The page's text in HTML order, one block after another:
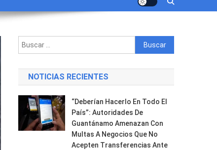
Buscar:
NOTICIAS RECIENTES
“Deberían Hacerlo En Todo El
País”: Autoridades De
Guantánamo Amenazan Con
Multas A Negocios Que No
Acepten Transferencias Ante